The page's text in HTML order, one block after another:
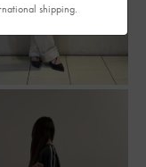
shipping.